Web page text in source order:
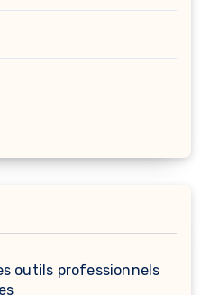
outils professionnels